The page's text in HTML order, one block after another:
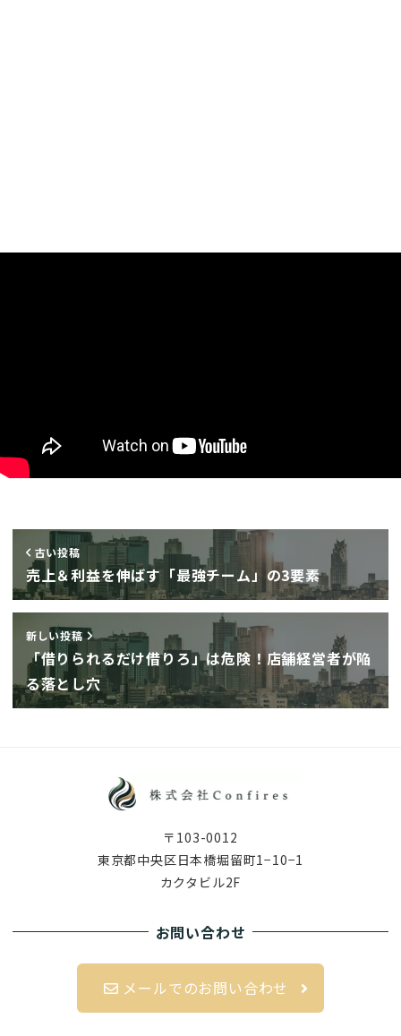
古い投稿
売上＆利益を伸ばす「最強チーム」の3要素
新しい投稿
「借りられるだけ借りろ」は危険！店舗経営者が陥
る落とし穴
〒103-0012
東京都中央区日本橋堀留町1−10−1
カクタビル2F
お問い合わせ
メールでのお問い合わせ